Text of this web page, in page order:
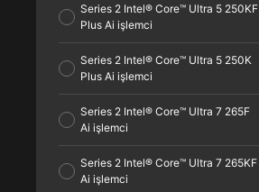
Series 2 Intel® Core™ Ultra 5 250KF
Plus Ai işlemci
Series 2 Intel® Core™ Ultra 5 250K
Plus Ai işlemci
Series 2 Intel® Core™ Ultra 7 265F
Ai işlemci
Series 2 Intel® Core™ Ultra 7 265KF
Ai işlemci